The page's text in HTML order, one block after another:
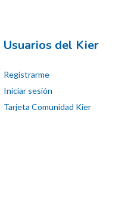
Usuarios del Kier
Registrarme
Iniciar sesión
Tarjeta Comunidad Kier